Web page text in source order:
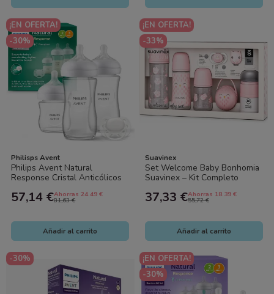
¡EN OFERTA!
-30%
Philisps Avent
Philips Avent Natural
Response Cristal Anticólicos
(120 ml...
57,14 €Ahorras 24.49 €
81,63 €
Añadir al carrito
¡EN OFERTA!
-33%
Suavinex
Set Welcome Baby Bonhomia
Suavinex – Kit Completo
Chupete...
37,33 €Ahorras 18.39 €
55,72 €
Añadir al carrito
-30%
¡EN OFERTA!
-30%